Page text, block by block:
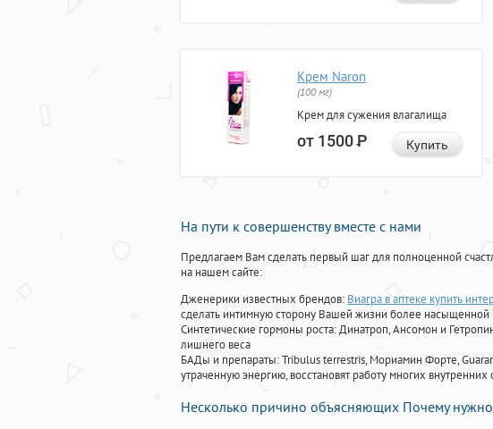
Крем Naron
(100 мг)
Крем для сужения влагалища
от 1500Р Купить
На пути к совершенству вместе с нами
Предлагаем Вам сделать первый шаг для полноценной
на нашем сайте:
Дженерики известных брендов: Виагра в аптеке купить
сделать интимную сторону Вашей жизни более насыщенной
Синтетические гормоны роста: Динатроп, Ансомон и
лишнего веса
БАДы и препараты:Tribulus terrestris, Мориамин Форте,
утраченную энергию, восстановят работу многих внутренних
Несколько причино объясняющих Почему нужно